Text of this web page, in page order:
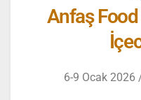
Anfaş Food
6-9 Ocak 2026